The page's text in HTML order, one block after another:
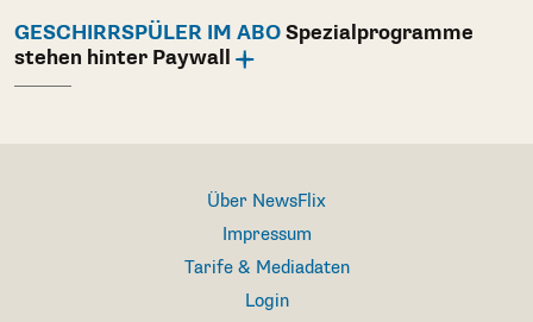
GESCHIRRSPÜLER IM ABO Spezialprogramme
stehen hinter Paywall
Über NewsFlix
Impressum
Tarife & Mediadaten
Login